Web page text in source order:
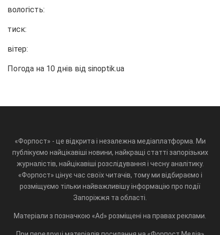
вологість:
тиск:
вітер:
Погода на 10 днів від sinoptik.ua
«Форпост» - це відкрита і незалежна медіаплатформа. Ми
публікуємо найцікавіші новини, найкращі статті запорізьких
журналістів, найцікавіші розслідування і чесну аналітику.
«Форпост» цінує час своїх читачів, тому ми відбираємо і
розміщуємо тільки найважливішу інформацію про події
Запоріжжя та області.
Матеріали з позначкою «Ad» розміщені на правах реклами.